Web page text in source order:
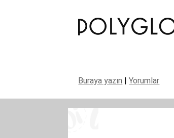
Buraya yazın |Yorumlar